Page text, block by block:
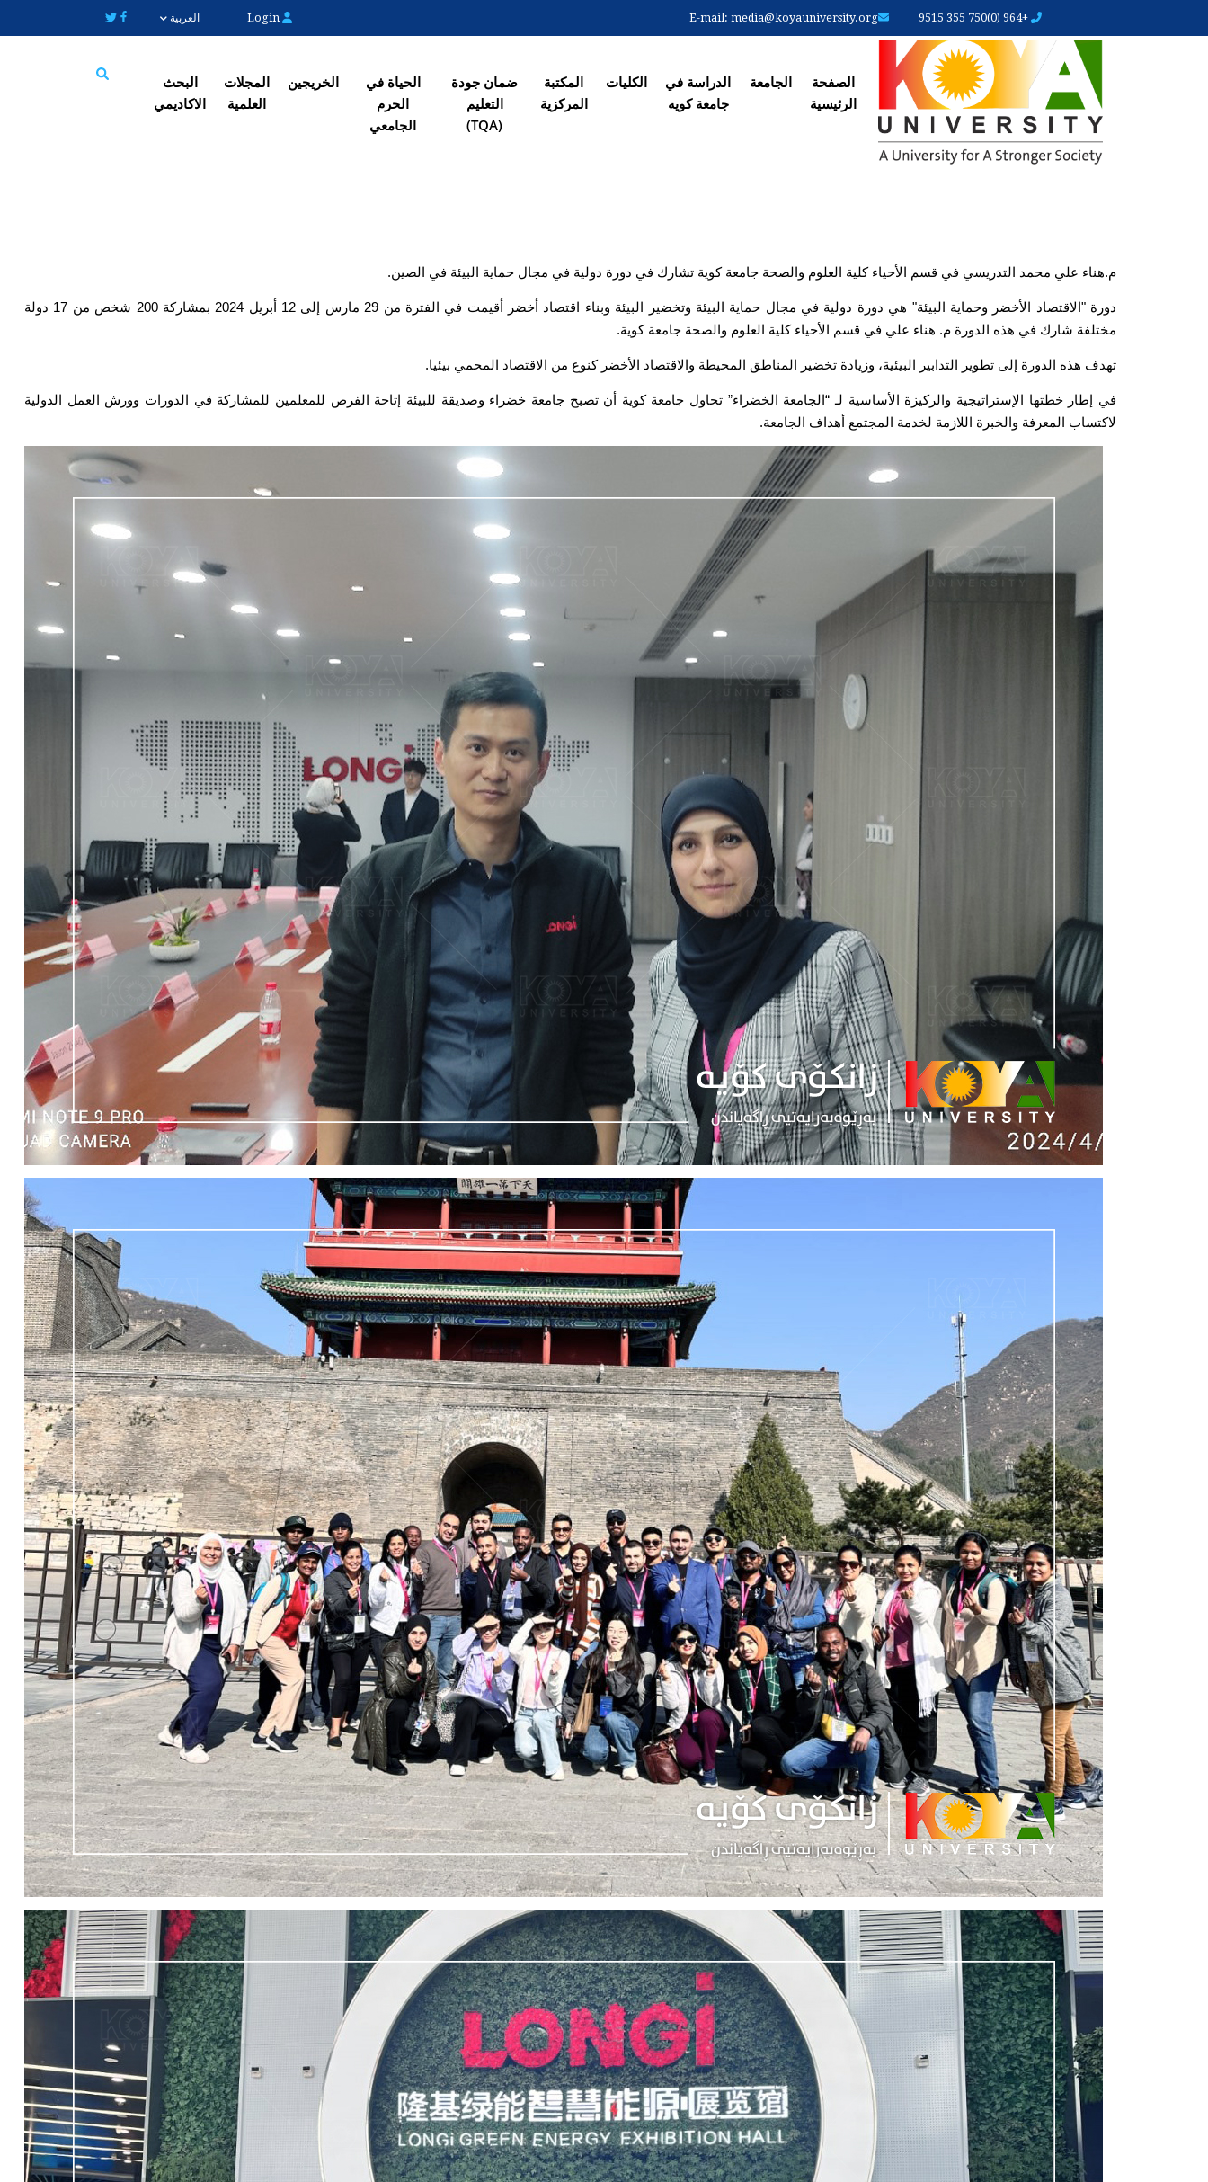
+964 (0)750 355 9515
E-mail: media@koyauniversity.org العربية
الصفحة
الرئیسیة
الجامعة
الدراسة في
جامعة کویە
الکلیات
المکتبة
المرکزیة
ضمان جودة
التعلیم
(TQA)
الحیاة في
الحرم
الجامعي
الخریجین
المجلات
العلمیة
البحث
الاکادیمي
م.هناء علي محمد التدريسي في قسم الأحياء كلية العلوم والصحة جامعة كوية تشارك في دورة دولية في مجال حماية البيئة في الصين.
مختلفة شارك في هذه الدورة م. هناء علي في قسم الأحياء كلية العلوم والصحة جامعة كوية.
تهدف هذه الدورة إلى تطوير التدابير البيئية، وزيادة تخضير المناطق المحيطة والاقتصاد الأخضر كنوع من الاقتصاد المحمي بيئيا.
لاكتساب المعرفة والخبرة اللازمة لخدمة المجتمع أهداف الجامعة.